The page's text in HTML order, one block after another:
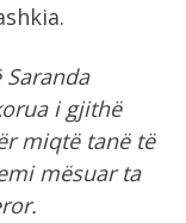
i gjithë
miqtë tanë të
mësuar ta